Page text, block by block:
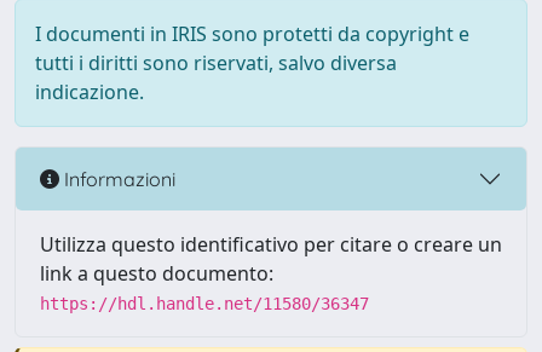
I documenti in IRIS sono protetti da copyright e
tutti i diritti sono riservati, salvo diversa
indicazione.
Informazioni
Utilizza questo identificativo per citare o creare un
link a questo documento:
https://hdl.handle.net/11580/36347